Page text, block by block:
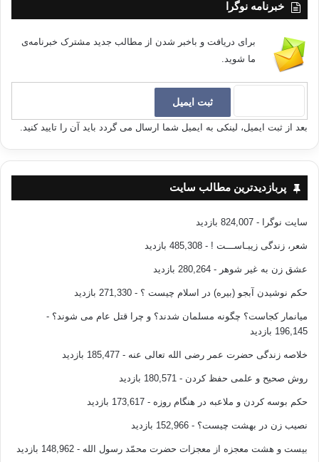
خبرنامه نوگرا
برای دریافت و باخبر شدن از مطالب جدید مشترک خبرنامه‌ی
ما شوید.
بعد از ثبت ایمیل، لینکی به ایمیل شما ارسال می گردد باید آن را تایید کنید.
پربازدیدترین مطالب سایت
سایت نوگرا - 824,007 بازدید
شعر، زندگی زیبـاســـت ! - 485,308 بازدید
عشق زن به غیر شوهر - 280,264 بازدید
حکم نوشیدن آبجو (بیره) در اسلام چیست ؟ - 271,330 بازدید
میانمار کجاست؟ چگونه مسلمان شدند؟ و چرا قتل عام می شوند؟ -
196,145 بازدید
خلاصه زندگی حضرت عمر رضی الله تعالی عنه - 185,477 بازدید
روش صحیح و علمی حفظ کردن - 180,571 بازدید
حکم بوسه کردن و ملاعبه در هنگام روزه - 173,617 بازدید
نصیب زن در بهشت چیست؟ - 152,966 بازدید
بیست و هشت معجزه از معجزات حضرت محمّد رسول الله - 148,962 بازدید